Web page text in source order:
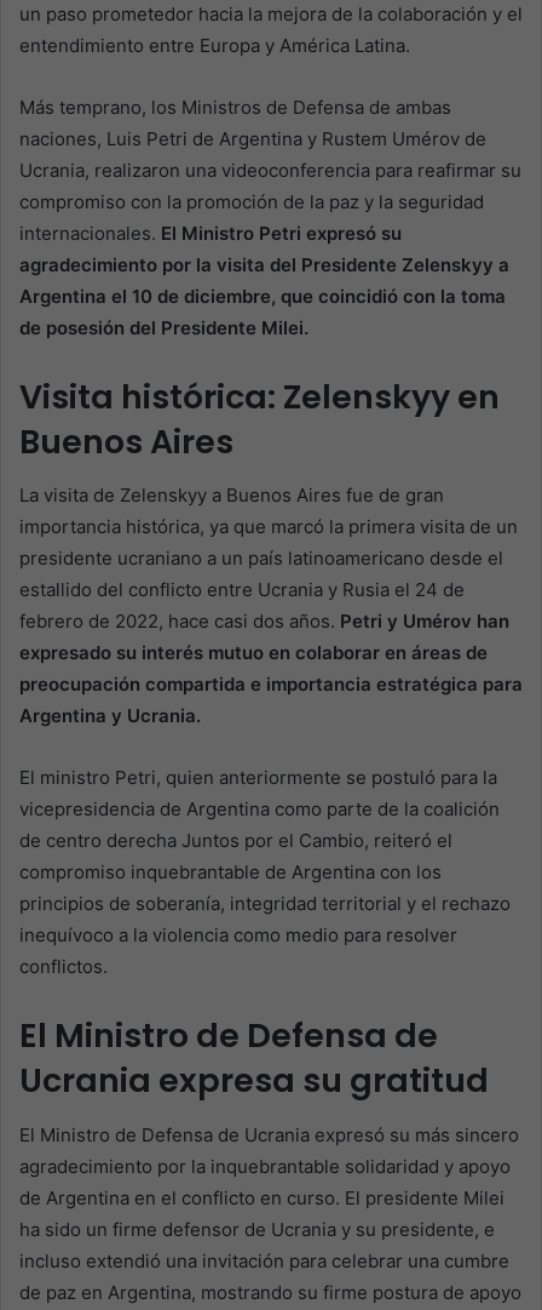
un paso prometedor hacia la mejora de la colaboración y el
entendimiento entre Europa y América Latina.
Más temprano, los Ministros de Defensa de ambas
naciones, Luis Petri de Argentina y Rustem Umérov de
Ucrania, realizaron una videoconferencia para reafirmar su
compromiso con la promoción de la paz y la seguridad
internacionales. El Ministro Petri expresó su
agradecimiento por la visita del Presidente Zelenskyy a
Argentina el 10 de diciembre, que coincidió con la toma
de posesión del Presidente Milei.
Visita histórica: Zelenskyy en
Buenos Aires
La visita de Zelenskyy a Buenos Aires fue de gran
importancia histórica, ya que marcó la primera visita de un
presidente ucraniano a un país latinoamericano desde el
estallido del conflicto entre Ucrania y Rusia el 24 de
febrero de 2022, hace casi dos años. Petri y Umérov han
expresado su interés mutuo en colaborar en áreas de
preocupación compartida e importancia estratégica para
Argentina y Ucrania.
El ministro Petri, quien anteriormente se postuló para la
vicepresidencia de Argentina como parte de la coalición
de centro derecha Juntos por el Cambio, reiteró el
compromiso inquebrantable de Argentina con los
principios de soberanía, integridad territorial y el rechazo
inequívoco a la violencia como medio para resolver
conflictos.
El Ministro de Defensa de
Ucrania expresa su gratitud
El Ministro de Defensa de Ucrania expresó su más sincero
agradecimiento por la inquebrantable solidaridad y apoyo
de Argentina en el conflicto en curso. El presidente Milei
ha sido un firme defensor de Ucrania y su presidente, e
incluso extendió una invitación para celebrar una cumbre
de paz en Argentina, mostrando su firme postura de apoyo